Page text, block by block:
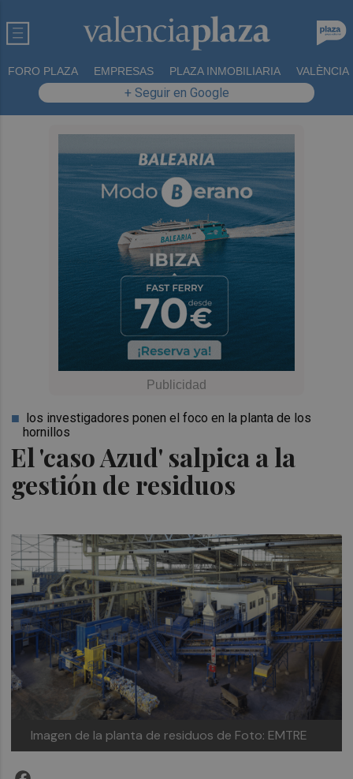
FORO PLAZA EMPRESAS PLAZA INMOBILIARIA VALÈNCIA
+ Seguir en Google
El 'caso Azud' salpica a la
gestión de residuos
los investigadores ponen el foco en la planta de los
hornillos
Imagen de la planta de residuos de Foto: EMTRE